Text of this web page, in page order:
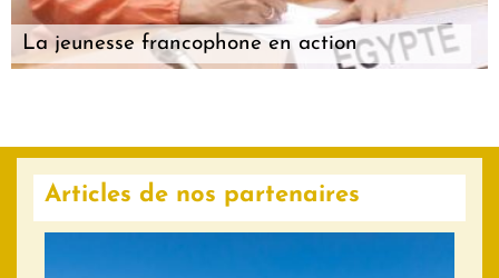
La jeunesse francophone en action
Articles de nos partenaires